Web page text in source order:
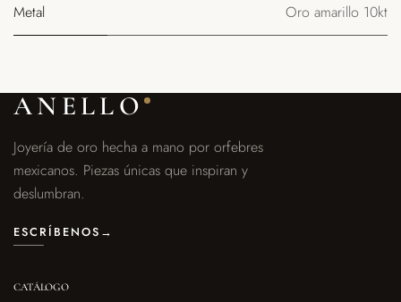
Metal Oro amarillo 10kt
ANELLO
Joyería de oro hecha a mano por orfebres
mexicanos. Piezas únicas que inspiran y
deslumbran.
ESCRÍBENOS →
CATÁLOGO